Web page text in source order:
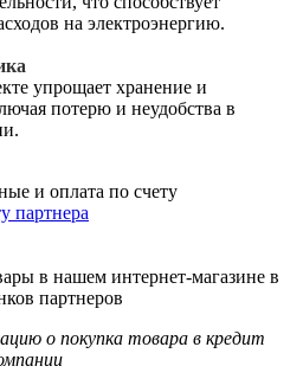
на электроэнергию.
упрощает хранение и
потерю и неудобства в
и оплата по счету
партнера
в нашем интернет-магазине в
партнеров
о покупка товара в кредит